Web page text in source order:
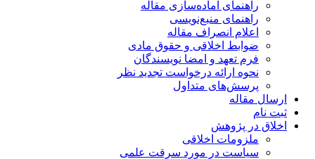
راهنمای آماده‌سازی مقاله
راهنمای منبع‌نویسی
اعلام انصراف مقاله
ضوابط اخلاقی و حقوق مادی
فرم تعهد و امضا نویسندگان
نحوه ارائه درخواست تجدید نظر
پرسش‌های متداول
ارسال مقاله
ثبت نام
اخلاق در پژوهش
ملزومات اخلاقی
سیاست در مورد سرقت علمی